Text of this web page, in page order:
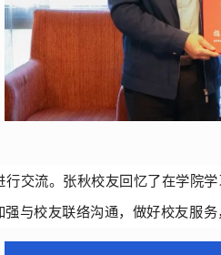
交流。张秋校友回忆了在学院
与校友联络沟通，做好校友服